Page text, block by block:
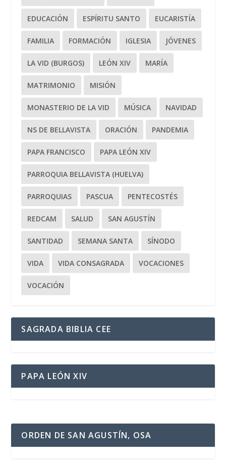
EDUCACIÓN ESPÍRITU SANTO EUCARISTÍA
FAMILIA FORMACIÓN IGLESIA JÓVENES
LA VID (BURGOS) LEÓN XIV MARÍA
MATRIMONIO MISIÓN
MONASTERIO DE LA VID MÚSICA NAVIDAD
NS DE BELLAVISTA ORACIÓN PANDEMIA
PAPA FRANCISCO PAPA LEÓN XIV
PARROQUIA BELLAVISTA (HUELVA)
PARROQUIAS PASCUA PENTECOSTÉS
REDCAM SALUD SAN AGUSTÍN
SANTIDAD SEMANA SANTA SÍNODO
VIDA VIDA CONSAGRADA VOCACIONES
VOCACIÓN
SAGRADA BIBLIA CEE
PAPA LEÓN XIV
ORDEN DE SAN AGUSTÍN, OSA